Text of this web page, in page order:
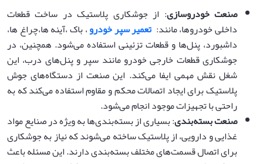
صنعت خودروسازی: از جوشکاری پلاستیک در ساخت قطعات
داخلی خودروها، مانند: تعمیرسپر خودرو، باک ،آینه ها،چراغ ها،
داشبورد، پنل‌ها و قطعات تزئینی استفاده می‌شود. همچنین، در
جوشکاری قطعات خارجی خودرو مانند سپر و پنل‌های درب، این
شغل نقش مهمی ایفا می‌کند. این صنعت از دستگاه‌های جوش
پلاستیک برای ایجاد اتصالات محکم و مقاوم استفاده می‌کند که به
راحتی با تجهیزات موجود انجام می‌شود.
صنعت بسته‌بندی: بسیاری از بسته‌بندی‌ها به ویژه در صنایع مواد
غذایی و دارویی، از پلاستیک ساخته می‌شوند که نیاز به جوشکاری
برای اتصال قسمت‌های مختلف بسته‌بندی دارند. این مسئله باعث